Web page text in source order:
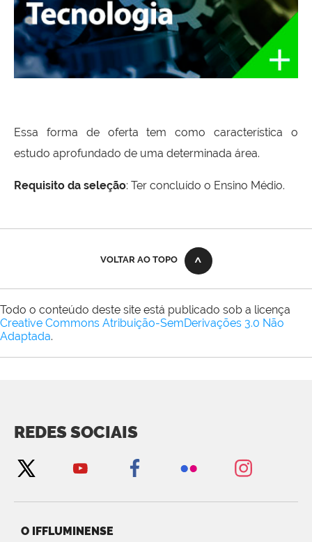
Essa forma de oferta tem como característica o
estudo aprofundado de uma determinada área.
Requisito da seleção: Ter concluído o Ensino Médio.
VOLTAR AO TOPO
Todo o conteúdo deste site está publicado sob a licença
Creative Commons Atribuição-SemDerivações 3.0 Não
Adaptada.
REDES SOCIAIS
O IFFLUMINENSE